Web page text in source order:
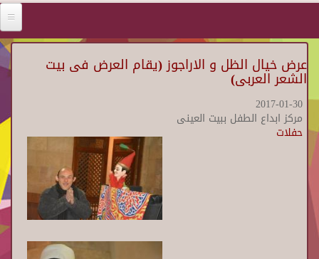
عرض خيال الظل و الاراجوز (يقام العرض فى بيت
الشعر العربى)
2017-01-30
مركز ابداع الطفل ببيت العينى
حفلات